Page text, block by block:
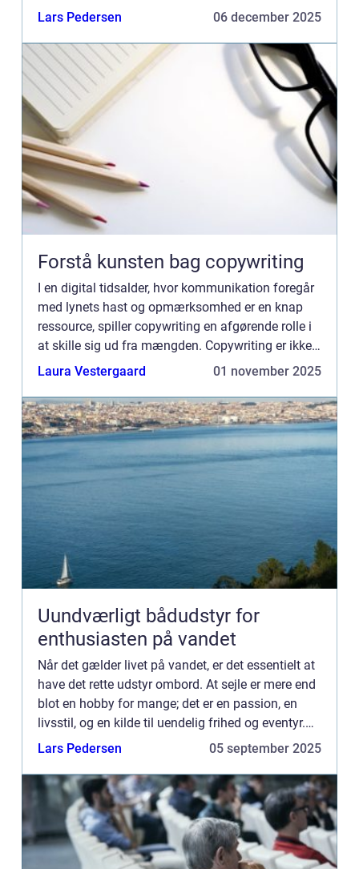
fungere som en vigtig kommunikationskanal ...
Lars Pedersen 06 december 2025
Forstå kunsten bag copywriting
I en digital tidsalder, hvor kommunikation foregår
med lynets hast og opmærksomhed er en knap
ressource, spiller copywriting en afgørende rolle i
at skille sig ud fra mængden. Copywriting er ikke
blot en disciplin, der involv...
Laura Vestergaard 01 november 2025
Uundværligt bådudstyr for
enthusiasten på vandet
Når det gælder livet på vandet, er det essentielt at
have det rette udstyr ombord. At sejle er mere end
blot en hobby for mange; det er en passion, en
livsstil, og en kilde til uendelig frihed og eventyr.
Uanset om du sejler for sjo...
Lars Pedersen 05 september 2025